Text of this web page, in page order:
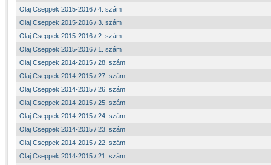
Olaj Cseppek 2015-2016 / 4. szám
Olaj Cseppek 2015-2016 / 3. szám
Olaj Cseppek 2015-2016 / 2. szám
Olaj Cseppek 2015-2016 / 1. szám
Olaj Cseppek 2014-2015 / 28. szám
Olaj Cseppek 2014-2015 / 27. szám
Olaj Cseppek 2014-2015 / 26. szám
Olaj Cseppek 2014-2015 / 25. szám
Olaj Cseppek 2014-2015 / 24. szám
Olaj Cseppek 2014-2015 / 23. szám
Olaj Cseppek 2014-2015 / 22. szám
Olaj Cseppek 2014-2015 / 21. szám